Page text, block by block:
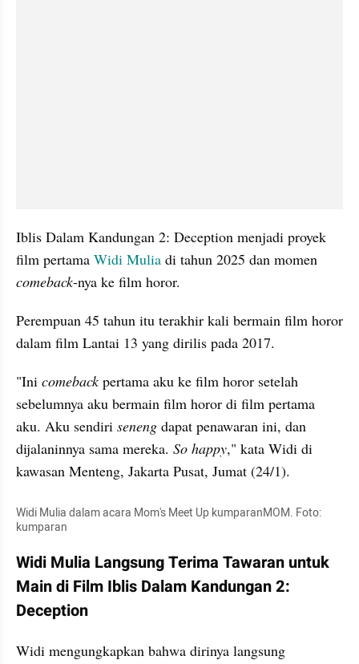
Iblis Dalam Kandungan 2: Deception menjadi proyek
film pertama Widi Mulia
comeback-nya ke film horor.
Perempuan 45 tahun itu terakhir kali bermain film horor
dalam film Lantai 13 yang dirilis pada 2017.
"Ini comeback pertama aku ke film horor setelah
sebelumnya aku bermain film horor di film pertama
aku. Aku sendiri seneng dapat penawaran ini, dan
dijalaninnya sama mereka. So happy," kata Widi di
kawasan Menteng, Jakarta Pusat, Jumat (24/1).
Widi Mulia dalam acara Mom's Meet Up kumparanMOM. Foto:
kumparan
Widi Mulia Langsung Terima Tawaran untuk
Main di Film Iblis Dalam Kandungan 2:
Deception
Widi mengungkapkan bahwa dirinya langsung